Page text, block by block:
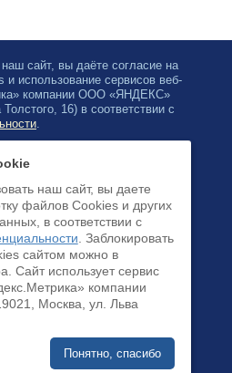
сайт, вы даёте согласие на
и использование сервисов веб-
компании ООО «ЯНДЕКС»
16) в соответствии с
.
филармония
картами
наш сайт, вы даете
файлов Cookies и других
в соответствии с
. Заблокировать
сайтом можно в
Cайт использует сервис
компании
Москва, ул. Льва
Понятно, спасибо